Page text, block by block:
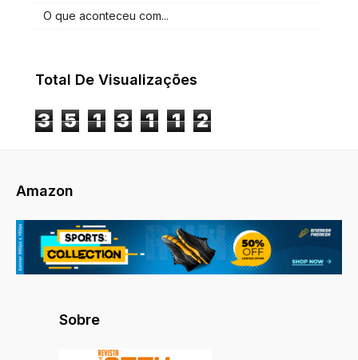
O que aconteceu com...
Total De Visualizações
3 5 1 3 1 1 2
Amazon
Sobre